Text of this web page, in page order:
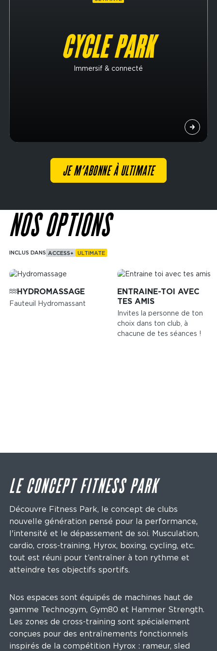
CYCLE PARK
Immersif & connecté
JE M’ABONNE À ULTIMATE
NOS OPTIONS
INCLUS DANS ACCESS+ ULTIMATE
Image
HYDROMASSAGE
Fauteuil Hydromassant
Image
ENTRAINE-TOI AVEC
TES AMIS
Invites la personne de ton
choix dans ton club, à
chacune de tes séances !
LE CONCEPT FITNESS PARK
Découvre Fitness Park, le concept de clubs
nouvelle génération pensé pour la performance,
l'intensité et le dépassement de soi. Musculation,
cardio, cross-training, Hyrox, boxing, cycling, etc.
tout est réuni pour t’entraîner à ton rythme et
atteindre tes objectifs sportifs.
Nos espaces sont équipés de machines haut de
gamme Technogym, Gym80 et Hammer Strength.
Les zones de cross-training sont spécialement
conçues pour des entraînements fonctionnels
inspirés de la compétition Hyrox : rameur, sled